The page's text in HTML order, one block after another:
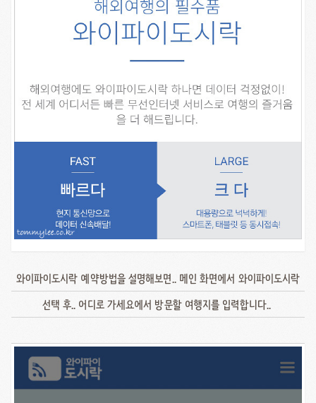
와이파이도시락 예약방법을 설명해보면.. 메인 화면에서 와이파이도시락
선택 후.. 어디로 가세요에서 방문할 여행지를 입력합니다..